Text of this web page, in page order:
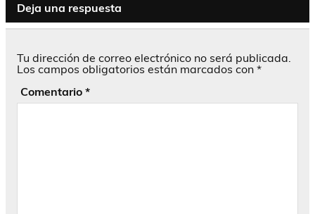
Deja una respuesta
Tu dirección de correo electrónico no será publicada.
Los campos obligatorios están marcados con *
Comentario *